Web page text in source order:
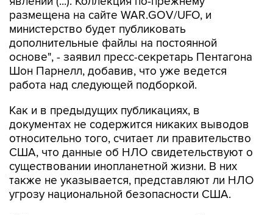
министерство будет публиковать
дополнительные файлы на постоянной
основе", - заявил пресс-секретарь Пентагона
Шон Парнелл, добавив, что уже ведется
работа над следующей подборкой.
Как и в предыдущих публикациях, в
относительно того, считает ли правительство
США, что данные об НЛО свидетельствуют о
существовании инопланетной жизни. В них
также не указывается, представляют ли НЛО
угрозу национальной безопасности США.
В Пентагоне подчеркивают, что публикация